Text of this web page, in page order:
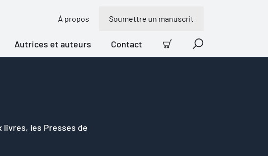
À propos Soumettre un manuscrit
Autrices et auteurs Contact
Panier Recherche
les Presses de